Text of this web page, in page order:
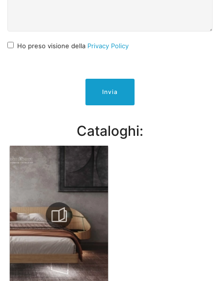
Ho preso visione della Privacy Policy
Invia
Cataloghi: